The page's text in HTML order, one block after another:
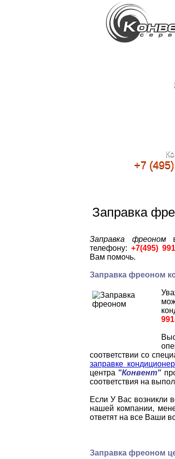
+7
Заправка
Заправка фреономв
телефону: +7(495)
Вам помочь.
Заправка фреоном
соответствии со
заправке
центра "Конвент"
соответствия на
Если У Вас возникли
нашей компании,
ответят на все Ваши
Заправка фреоном